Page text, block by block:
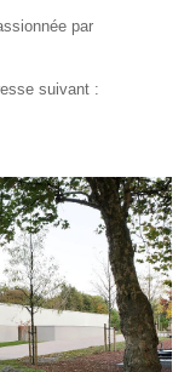
par
suivant :